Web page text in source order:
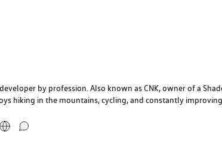
by profession. Also known as CNK, owner of a
hiking in the mountains, cycling, and constantly improving